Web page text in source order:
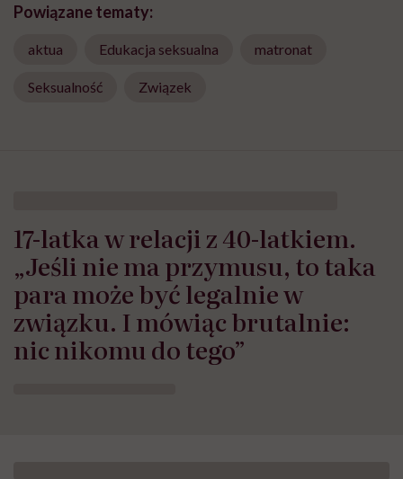
Powiązane tematy:
aktua Edukacja seksualna matronat
Seksualność Związek
17-latka w relacji z 40-latkiem.
„Jeśli nie ma przymusu, to taka
para może być legalnie w
związku. I mówiąc brutalnie:
nic nikomu do tego”